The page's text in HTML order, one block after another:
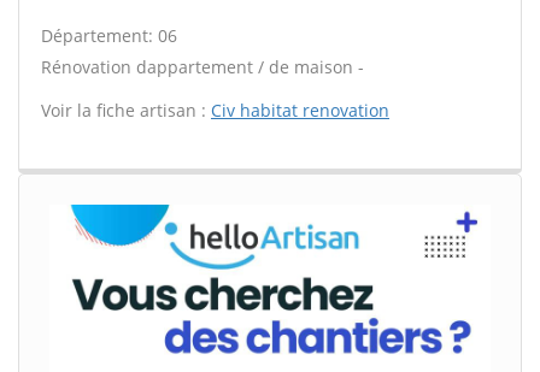
Département: 06
Rénovation dappartement / de maison -
Voir la fiche artisan : Civ habitat renovation